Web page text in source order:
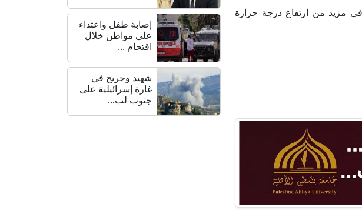
مزيد من ارتفاع درجة حرارة
إصابة طفل واعتداء
على مواطن خلال
اقتحام ...
شهيد وجريح في
غارة إسرائيلية على
جنوب لب...